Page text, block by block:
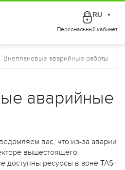
Персональный кабинет
RU ▼
Внеплановые аварийные работы
аварийные
вас, что из-за аварии
вышестоящего
доступны ресурсы в зоне TAS-